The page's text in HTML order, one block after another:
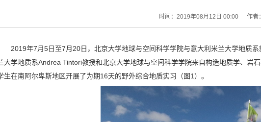
时间：2019年08月12日 00:00 作者：
2019年7月5日至7月20日，北京大学地球与空间科学学院与意大利米兰大学地质
大学地质系Andrea Tintori教授和北京大学地球与空间科学学院来自构造地质学、岩
生在南阿尔卑斯地区开展了为期16天的野外综合地质实习（图1）。